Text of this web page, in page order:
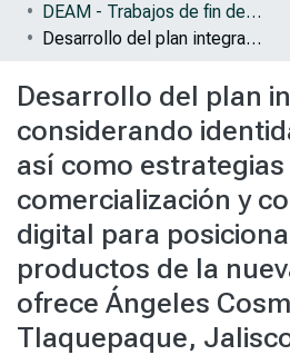
All of Repository
Portal Biblioteca
DEAM - Trabajos de fin de grado
Desarrollo del plan integral considerando identidad de marca, así como estrategias de comercialización y comunicación digital para posicionar los productos de la nueva línea que ofrece Ángeles Cosmetique, en Tlaquepaque, Jalisco
Desarrollo del plan
considerando
así como estrategias
comercialización y
digital para
productos de la
ofrece Ángeles
Tlaquepaque,